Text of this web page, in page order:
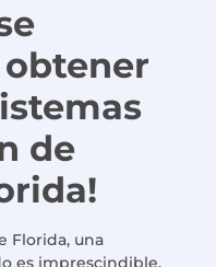
de
Florida, una
es imprescindible.